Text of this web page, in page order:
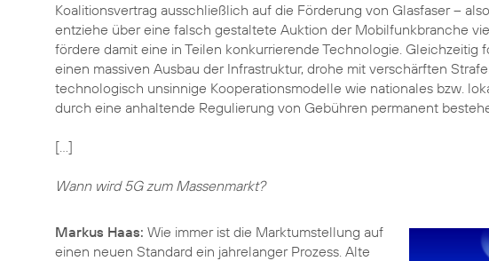
Koalitionsvertrag ausschließlich auf die Förderung von Glasfaser –
entziehe über eine falsch gestaltete Auktion der Mobilfunkbranche
fördere damit eine in Teilen konkurrierende Technologie.
einen massiven Ausbau der Infrastruktur, drohe mit verschärften
technologisch unsinnige Kooperationsmodelle wie nationales bzw.
durch eine anhaltende Regulierung von Gebühren permanent
[…]
Wann wird 5G zum Massenmarkt?
Markus Haas: Wie immer ist die Marktumstellung auf
einen neuen Standard ein jahrelanger Prozess. Alte